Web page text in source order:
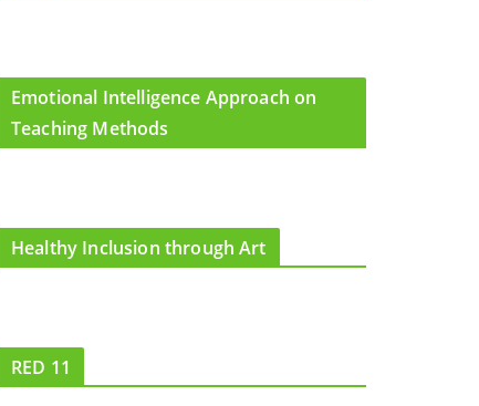
Emotional Intelligence Approach on
Teaching Methods
Healthy Inclusion through Art
RED 11